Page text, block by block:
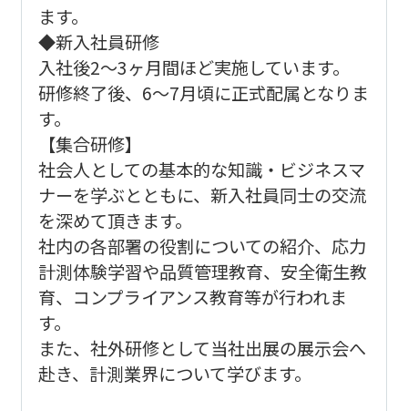
ます。
◆新入社員研修
入社後2～3ヶ月間ほど実施しています。
研修終了後、6～7月頃に正式配属となりま
す。
【集合研修】
社会人としての基本的な知識・ビジネスマ
ナーを学ぶとともに、新入社員同士の交流
を深めて頂きます。
社内の各部署の役割についての紹介、応力
計測体験学習や品質管理教育、安全衛生教
育、コンプライアンス教育等が行われま
す。
また、社外研修として当社出展の展示会へ
赴き、計測業界について学びます。